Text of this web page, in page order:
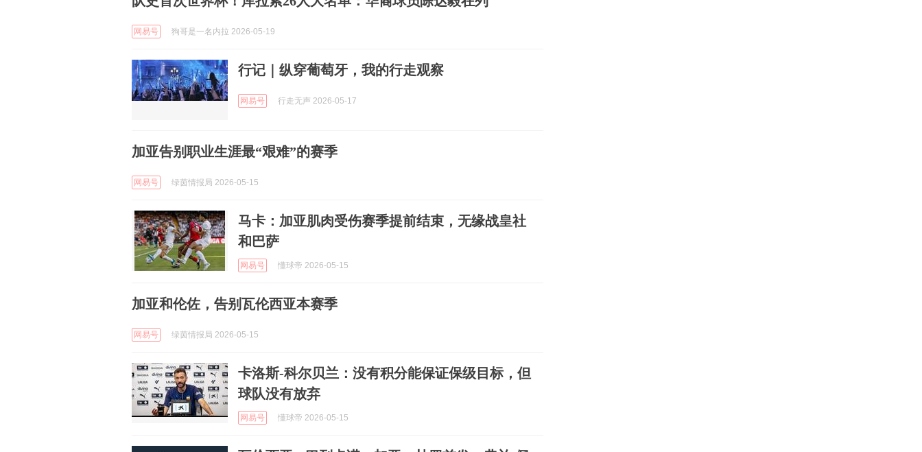
网易号 狗哥是一名内拉 2026-05-19
行记｜纵穿葡萄牙，我的行走观察
网易号 行走无声 2026-05-17
加亚告别职业生涯最“艰难”的赛季
网易号 绿茵情报局 2026-05-15
马卡：加亚肌肉受伤赛季提前结束，无缘战皇社
和巴萨
网易号 懂球帝 2026-05-15
加亚和伦佐，告别瓦伦西亚本赛季
网易号 绿茵情报局 2026-05-15
卡洛斯-科尔贝兰：没有积分能保证保级目标，但
球队没有放弃
网易号 懂球帝 2026-05-15